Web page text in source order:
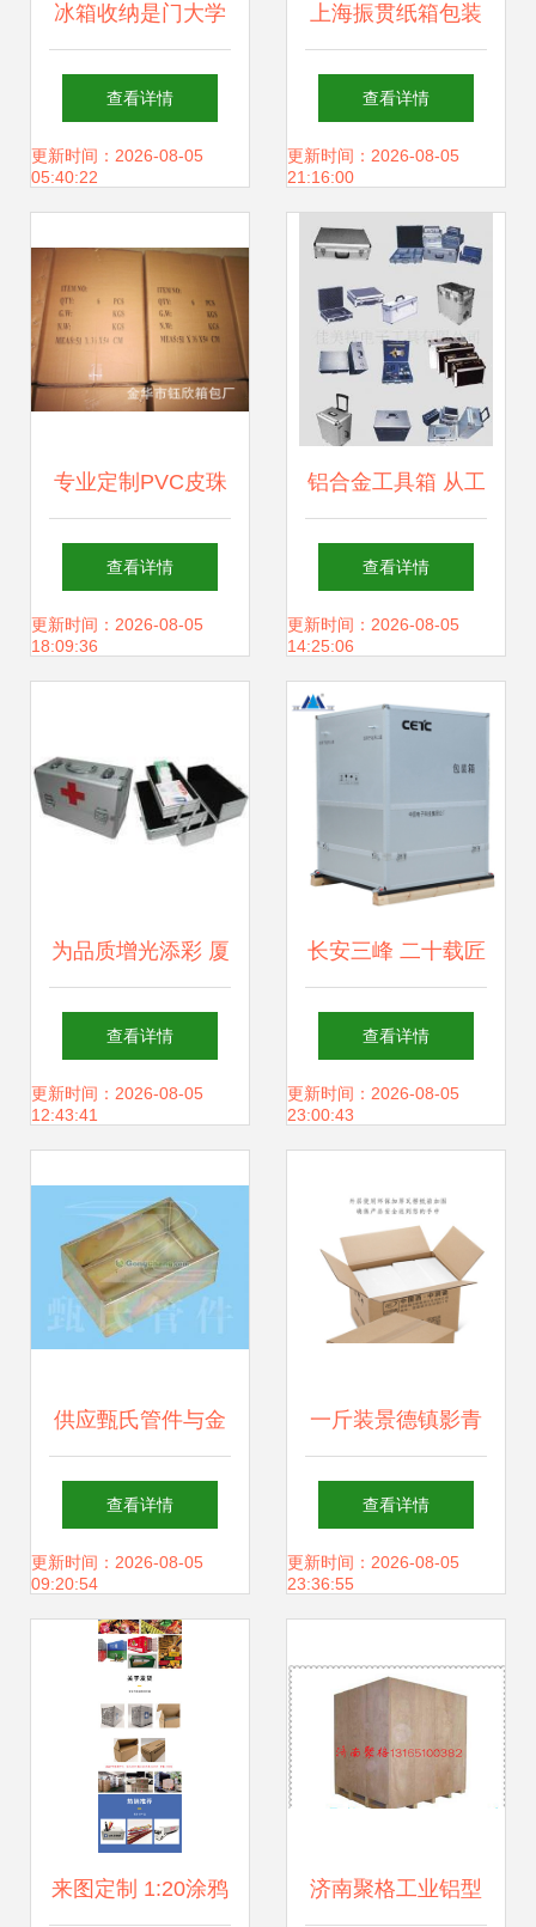
冰箱收纳是门大学
问 各种功能收纳盒
你都了解吗？
查看详情
更新时间：2026-08-05
05:40:22
上海振贯纸箱包装
厂产品展示与包装
解决方案
查看详情
更新时间：2026-08-05
21:16:00
专业定制PVC皮珠
宝箱 精美化工艺背
后的价格与选择
查看详情
更新时间：2026-08-05
18:09:36
铝合金工具箱 从工
业到专业领域的全
能守护者
查看详情
更新时间：2026-08-05
14:25:06
为品质增光添彩 厦
门精品礼品箱盒、
首饰箱盒与展示箱
查看详情
更新时间：2026-08-05
12:43:41
长安三峰 二十载匠
心深耕，打造铝合
金箱定制新标杆
查看详情
更新时间：2026-08-05
23:00:43
供应甄氏管件与金
属接线箱 传媒广电
行业的可靠连接方
案
查看详情
更新时间：2026-08-05
09:20:54
一斤装景德镇影青
瓷酒瓶 品味年年有
余的创意与匠心
查看详情
更新时间：2026-08-05
23:36:55
来图定制 1:20涂鸦 济南聚格工业铝型